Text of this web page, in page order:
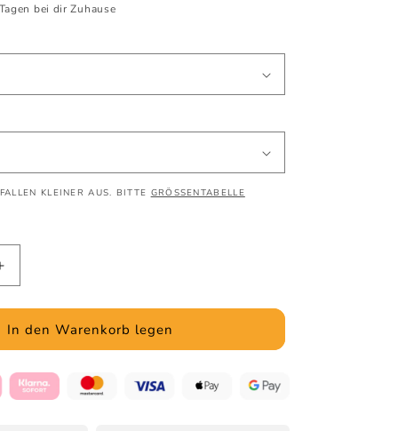
bei dir Zuhause
KLEINER AUS. BITTE GRÖSSENTABELLE
In den Warenkorb legen